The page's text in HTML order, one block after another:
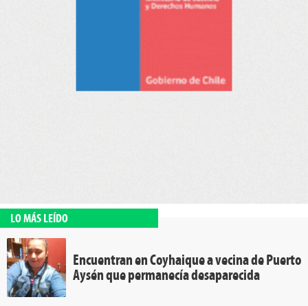
LO MÁS LEÍDO
Encuentran en Coyhaique a vecina de Puerto
Aysén que permanecía desaparecida